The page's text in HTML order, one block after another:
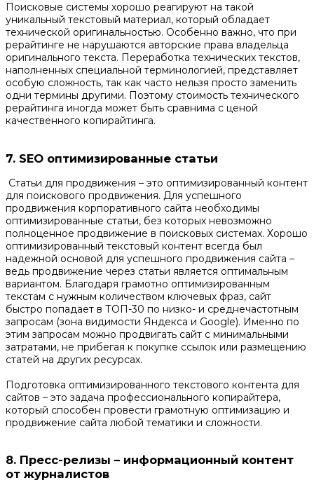
Поисковые системы хорошо реагируют на такой
уникальный текстовый материал, который обладает
технической оригинальностью. Особенно важно, что при
рерайтинге не нарушаются авторские права владельца
оригинального текста. Переработка технических текстов,
наполненных специальной терминологией, представляет
особую сложность, так как часто нельзя просто заменить
одни термины другими. Поэтому стоимость технического
рерайтинга иногда может быть сравнима с ценой
качественного копирайтинга.
7. SEO оптимизированные статьи
Статьи для продвижения – это оптимизированный контент
для поискового продвижения. Для успешного
продвижения корпоративного сайта необходимы
оптимизированные статьи, без которых невозможно
полноценное продвижение в поисковых системах. Хорошо
оптимизированный текстовый контент всегда был
надежной основой для успешного продвижения сайта –
ведь продвижение через статьи является оптимальным
вариантом. Благодаря грамотно оптимизированным
текстам с нужным количеством ключевых фраз, сайт
быстро попадает в ТОП-30 по низко- и среднечастотным
запросам (зона видимости Яндекса и Google). Именно по
этим запросам можно продвигать сайт с минимальными
затратами, не прибегая к покупке ссылок или размещению
статей на других ресурсах.
Подготовка оптимизированного текстового контента для
сайтов – это задача профессионального копирайтера,
который способен провести грамотную оптимизацию и
продвижение сайта любой тематики и сложности.
8. Пресс-релизы – информационный контент
от журналистов